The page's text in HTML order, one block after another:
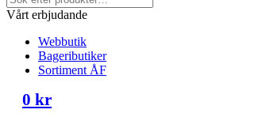
Vårt erbjudande
Webbutik
Bageributiker
Sortiment ÅF
0 kr